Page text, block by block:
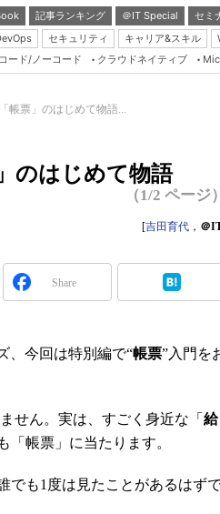
記事ランキング ＠IT Special セミ
セキュリティ キャリア&スキル
ード/ノーコード クラウドネイティブ
帳票」のはじめて物語...
のはじめて物語
（1/2 ページ）
[吉田育代 ， ＠
Share
、今回は特別編で“帳票”入門を
せん。実は、すごく身近な「 給
「帳票」に当たります。
でも1度は見たことがあるはず